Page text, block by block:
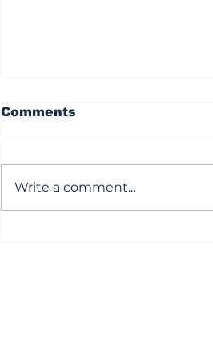
Comments
Write a comment...